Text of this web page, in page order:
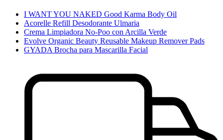
I WANT YOU NAKED Good Karma Body Oil
Acorelle Refill Desodorante Ulmaria
Crema Limpiadora No-Poo con Arcilla Verde
Evolve Organic Beauty Reusable Makeup Remover Pads
GYADA Brocha para Mascarilla Facial